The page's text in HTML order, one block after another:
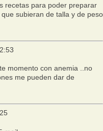
recetas para poder preparar
subieran de talla y de peso
momento con anemia ..no
me pueden dar de